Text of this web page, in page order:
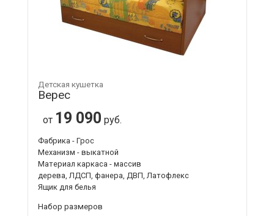
Детская кушетка
Верес
от 19 090 руб.
Фабрика - Грос
Механизм - выкатной
Материал каркаса - массив
дерева, ЛДСП, фанера, ДВП, Латофлекс
Ящик для белья
Набор размеров